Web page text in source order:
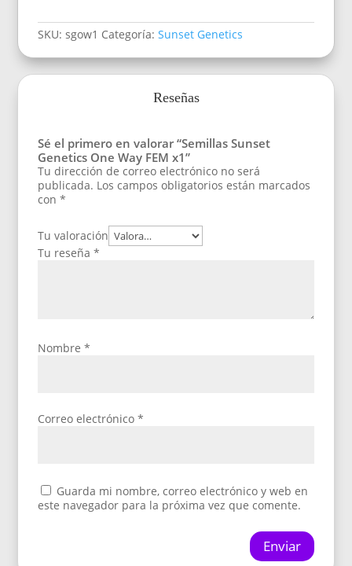
SKU:sgow1 Categoría:Sunset Genetics
Reseñas
Sé el primero en valorar “Semillas Sunset
Genetics One Way FEM x1”
Tu dirección de correo electrónico no será
publicada. Los campos obligatorios están marcados
con*
Tu valoración
Tu reseña*
Nombre*
Correo electrónico*
Guarda mi nombre, correo electrónico y web en
este navegador para la próxima vez que comente.
Enviar